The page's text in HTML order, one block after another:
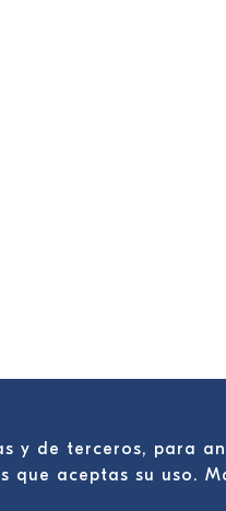
y de terceros, para
que aceptas su uso.